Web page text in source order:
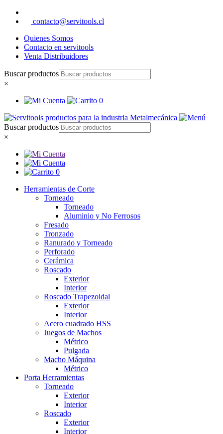
contacto@servitools.cl
Quienes Somos
Contacto en servitools
Venta Distribuidores
Buscar productos
×
0
Buscar productos
×
0
Herramientas de Corte
Torneado
Torneado
Aluminio y No Ferrosos
Fresado
Tronzado
Ranurado y Torneado
Perforado
Cerámica
Roscado
Exterior
Interior
Roscado Trapezoidal
Exterior
Interior
Acero cuadrado HSS
Juegos de Machos
Métrico
Pulgada
Macho Máquina
Métrico
Porta Herramientas
Torneado
Exterior
Interior
Roscado
Exterior
Interior